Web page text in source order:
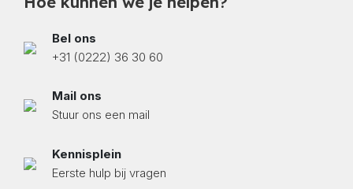
Bel ons
+31 (0222) 36 30 60
Mail ons
Stuur ons een mail
Kennisplein
Eerste hulp bij vragen